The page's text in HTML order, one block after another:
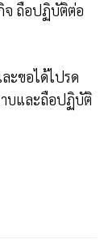
จ ถือปฏิบัติต่อ
ะขอได้ไปรด
าบและถือปฏิบัติ